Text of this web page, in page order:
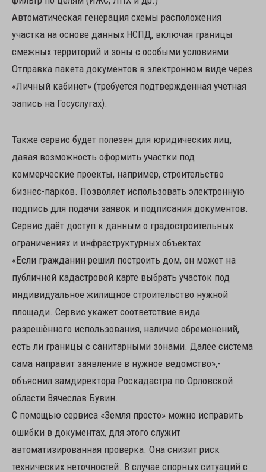
Автоматическая генерация схемы расположения
участка на основе данных НСПД, включая границы
смежных территорий и зоны с особыми условиями.
Отправка пакета документов в электронном виде через
«Личный кабинет» (требуется подтвержденная учетная
запись на Госуслугах).
Также сервис будет полезен для юридических лиц,
давая возможность оформить участки под
коммерческие проекты, например, строительство
бизнес-парков. Позволяет использовать электронную
подпись для подачи заявок и подписания документов.
Сервис даёт доступ к данным о градостроительных
ограничениях и инфраструктурных объектах.
«Если гражданин решил построить дом, он может на
публичной кадастровой карте выбрать участок под
индивидуальное жилищное строительство нужной
площади. Сервис укажет соответствие вида
разрешённого использования, наличие обременений,
есть ли границы с санитарными зонами. Далее система
сама направит заявление в нужное ведомство»,-
объяснил замдиректора Роскадастра по Орловской
области Вячеслав Бувин.
С помощью сервиса «Земля просто» можно исправить
ошибки в документах, для этого служит
автоматизированная проверка. Она снизит риск
технических неточностей. В случае спорных ситуаций с